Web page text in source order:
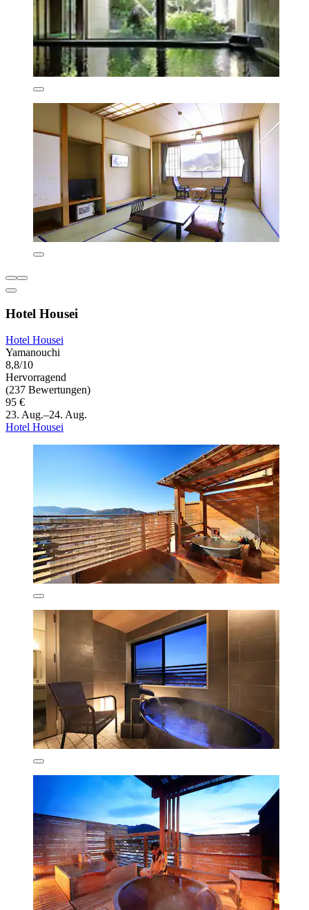
Hotel Housei
Hotel Housei
Yamanouchi
8,8/10
Hervorragend
(237 Bewertungen)
95 €
23. Aug.–24. Aug.
Hotel Housei